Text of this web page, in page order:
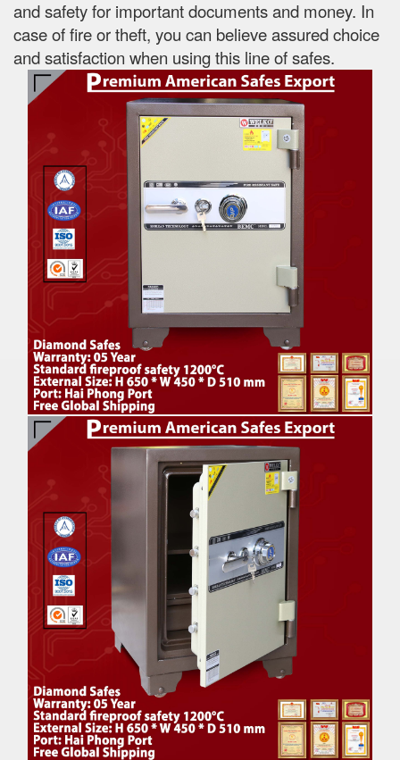
and safety for important documents and money. In
case of fire or theft, you can believe assured choice
and satisfaction when using this line of safes.